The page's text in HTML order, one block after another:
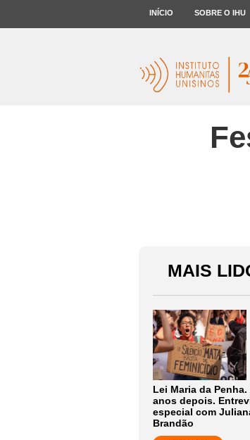
INÍCIO SOBRE O IHU
MAIS
Lei Maria da Penha.
anos depois.
especial com
Brandão